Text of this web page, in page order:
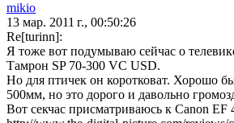
mikio
13 мар. 2011 г., 00:50:26
Re[turinn]:
Я тоже вот подумываю сейчас о
Тамрон SP 70-300 VC USD.
Но для птичек он коротковат. Хорошо
500мм, но это дорого и давольно
Вот секчас присматриваюсь к Canon